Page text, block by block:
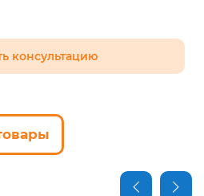
консультацию